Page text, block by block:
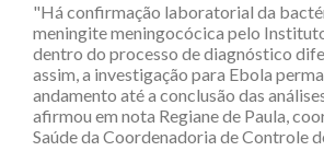
"Há confirmação laboratorial da
meningite meningocócica pelo
dentro do processo de diagnóstico
assim, a investigação para Ebola
andamento até a conclusão das
afirmou em nota Regiane de Paula,
Saúde da Coordenadoria de Controle